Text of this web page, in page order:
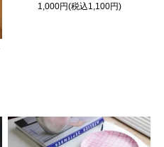
1,000円(税込1,100円)